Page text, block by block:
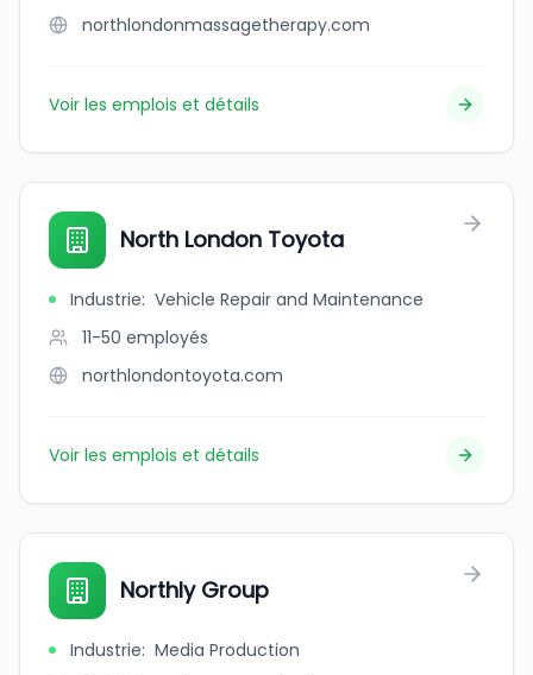
northlondonmassagetherapy.com
Voir les emplois et détails
North London Toyota
Industrie: Vehicle Repair and Maintenance
11-50 employés
northlondontoyota.com
Voir les emplois et détails
Northly Group
Industrie: Media Production